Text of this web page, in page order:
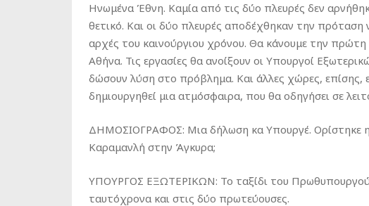
Ηνωμένα Έθνη. Καμία από τις δύο πλευρές δεν
θετικό. Και οι δύο πλευρές αποδέχθηκαν την
αρχές του καινούργιου χρόνου. Θα κάνουμε την
Αθήνα. Τις εργασίες θα ανοίξουν οι Υπουργοί
δώσουν λύση στο πρόβλημα. Και άλλες χώρες, επίσης,
δημιουργηθεί μια ατμόσφαιρα, που θα οδηγήσει σε
ΔΗΜΟΣΙΟΓΡΑΦΟΣ: Μια δήλωση κα Υπουργέ. Ορίστηκε η
Καραμανλή στην Άγκυρα;
ΥΠΟΥΡΓΟΣ ΕΞΩΤΕΡΙΚΩΝ: Το ταξίδι του
ταυτόχρονα και στις δύο πρωτεύουσες.